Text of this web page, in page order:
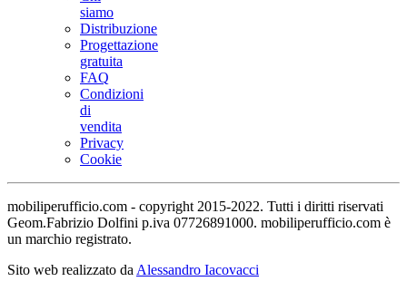
siamo
Distribuzione
Progettazione
gratuita
FAQ
Condizioni
di
vendita
Privacy
Cookie
mobiliperufficio.com - copyright 2015-2022. Tutti i diritti riservati
Geom.Fabrizio Dolfini p.iva 07726891000. mobiliperufficio.com è
un marchio registrato.
Sito web realizzato da Alessandro Iacovacci